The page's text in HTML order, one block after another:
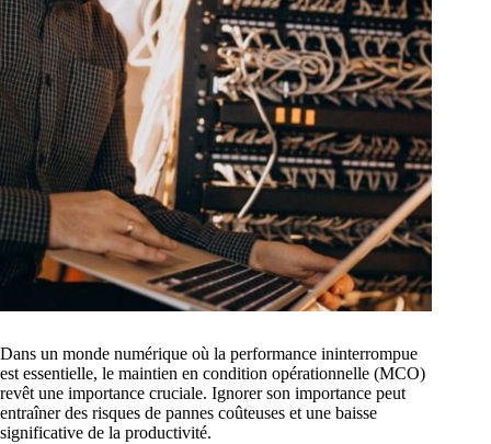
Dans un monde numérique où la performance ininterrompue
est essentielle, le maintien en condition opérationnelle (MCO)
revêt une importance cruciale. Ignorer son importance peut
entraîner des risques de pannes coûteuses et une baisse
significative de la productivité.